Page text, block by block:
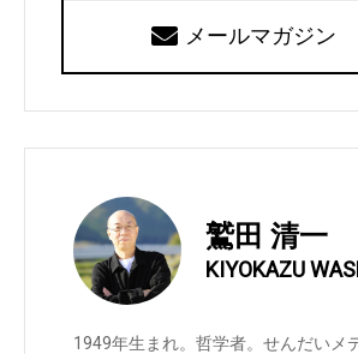
メールマガジン
鷲田 清一
KIYOKAZU
1949年生まれ。哲学者。せんだいメ